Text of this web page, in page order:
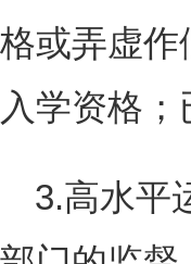
格或弄虚作
入学资格
3.高水平